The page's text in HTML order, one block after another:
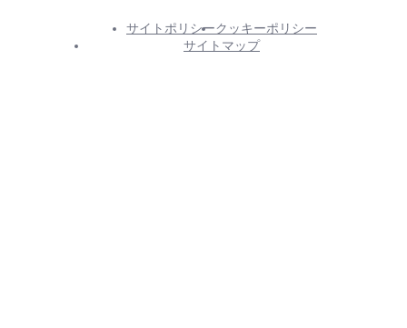
サイトポリシークッキーポリシー
サイトマップ